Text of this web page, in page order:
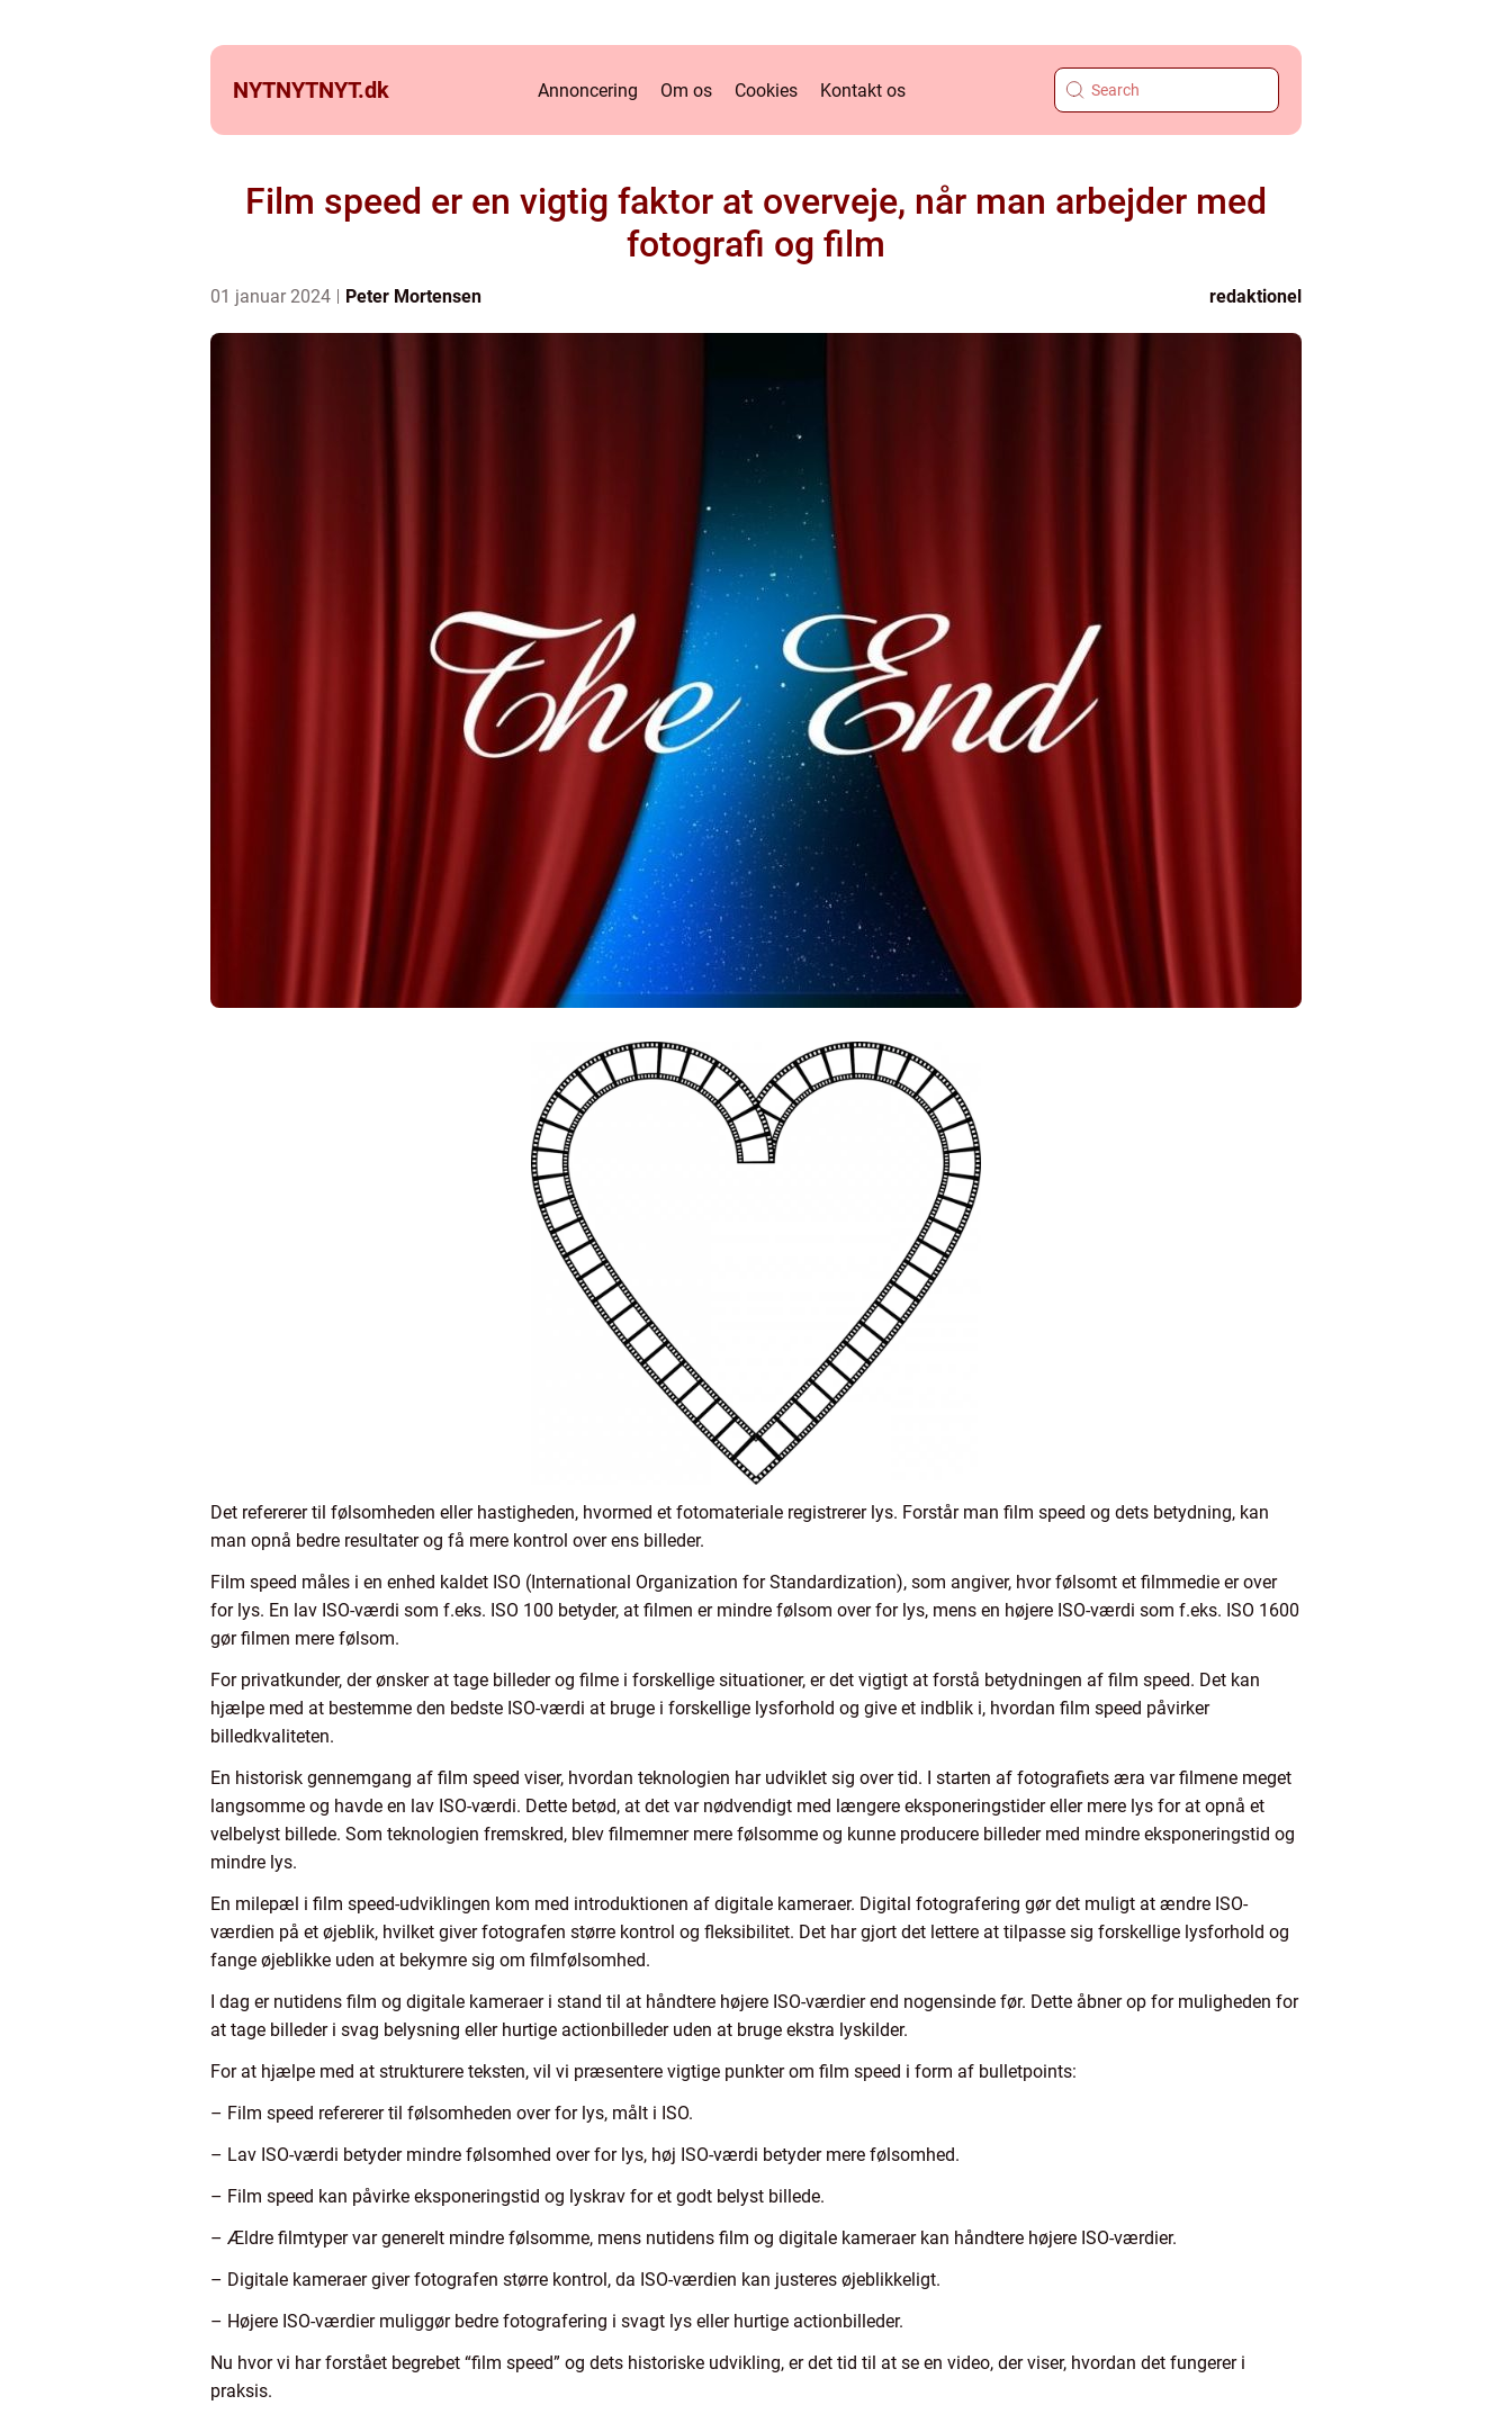
NYTNYTNYT.dk Annoncering Om os Cookies Kontakt os
Film speed er en vigtig faktor at overveje, når man arbejder med
fotografi og film
01 januar 2024 Peter Mortensen redaktionel
Det refererer til følsomheden eller hastigheden, hvormed et fotomateriale registrerer lys. Forstår man film speed og dets betydning, kan
man opnå bedre resultater og få mere kontrol over ens billeder.
Film speed måles i en enhed kaldet ISO (International Organization for Standardization), som angiver, hvor følsomt et filmmedie er over
for lys. En lav ISO-værdi som f.eks. ISO 100 betyder, at filmen er mindre følsom over for lys, mens en højere ISO-værdi som f.eks. ISO 1600
gør filmen mere følsom.
For privatkunder, der ønsker at tage billeder og filme i forskellige situationer, er det vigtigt at forstå betydningen af film speed. Det kan
hjælpe med at bestemme den bedste ISO-værdi at bruge i forskellige lysforhold og give et indblik i, hvordan film speed påvirker
billedkvaliteten.
En historisk gennemgang af film speed viser, hvordan teknologien har udviklet sig over tid. I starten af fotografiets æra var filmene meget
langsomme og havde en lav ISO-værdi. Dette betød, at det var nødvendigt med længere eksponeringstider eller mere lys for at opnå et
velbelyst billede. Som teknologien fremskred, blev filmemner mere følsomme og kunne producere billeder med mindre eksponeringstid og
mindre lys.
En milepæl i film speed-udviklingen kom med introduktionen af digitale kameraer. Digital fotografering gør det muligt at ændre ISO-
værdien på et øjeblik, hvilket giver fotografen større kontrol og fleksibilitet. Det har gjort det lettere at tilpasse sig forskellige lysforhold og
fange øjeblikke uden at bekymre sig om filmfølsomhed.
I dag er nutidens film og digitale kameraer i stand til at håndtere højere ISO-værdier end nogensinde før. Dette åbner op for muligheden for
at tage billeder i svag belysning eller hurtige actionbilleder uden at bruge ekstra lyskilder.
For at hjælpe med at strukturere teksten, vil vi præsentere vigtige punkter om film speed i form af bulletpoints:
– Film speed refererer til følsomheden over for lys, målt i ISO.
– Lav ISO-værdi betyder mindre følsomhed over for lys, høj ISO-værdi betyder mere følsomhed.
– Film speed kan påvirke eksponeringstid og lyskrav for et godt belyst billede.
– Ældre filmtyper var generelt mindre følsomme, mens nutidens film og digitale kameraer kan håndtere højere ISO-værdier.
– Digitale kameraer giver fotografen større kontrol, da ISO-værdien kan justeres øjeblikkeligt.
– Højere ISO-værdier muliggør bedre fotografering i svagt lys eller hurtige actionbilleder.
Nu hvor vi har forstået begrebet “film speed” og dets historiske udvikling, er det tid til at se en video, der viser, hvordan det fungerer i
praksis.